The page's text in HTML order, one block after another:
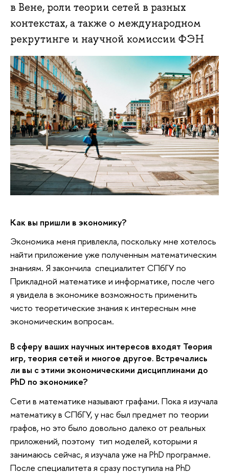
в Вене, роли теории сетей в разных
контекстах, а также о международном
рекрутинге и научной комиссии ФЭН
Как вы пришли в экономику?
Экономика меня привлекла, поскольку мне хотелось
найти приложение уже полученным математическим
знаниям. Я закончила специалитет СПбГУ по
Прикладной математике и информатике, после чего
я увидела в экономике возможность применить
чисто теоретические знания к интересным мне
экономическим вопросам.
В сферу ваших научных интересов входят Теория
игр, теория сетей и многое другое. Встречались
ли вы с этими экономическими дисциплинами до
PhD по экономике?
Сети в математике называют графами. Пока я изучала
математику в СПбГУ, у нас был предмет по теории
графов, но это было довольно далеко от реальных
приложений, поэтому тип моделей, которыми я
занимаюсь сейчас, я изучала уже на PhD программе.
После специалитета я сразу поступила на PhD